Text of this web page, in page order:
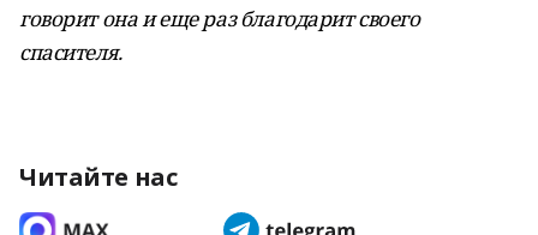
говорит она и еще раз благодарит своего
спасителя.
Читайте нас